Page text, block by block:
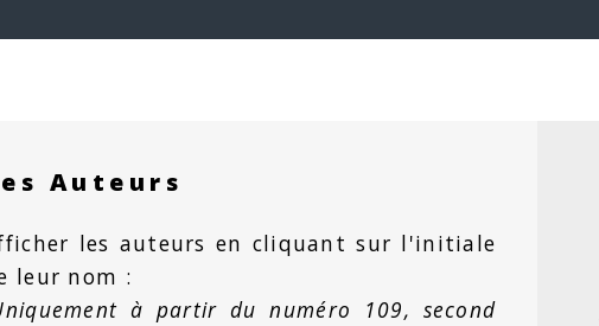
Auteurs
les auteurs en cliquant sur l'initiale
leur nom :
à partir du numéro 109, second